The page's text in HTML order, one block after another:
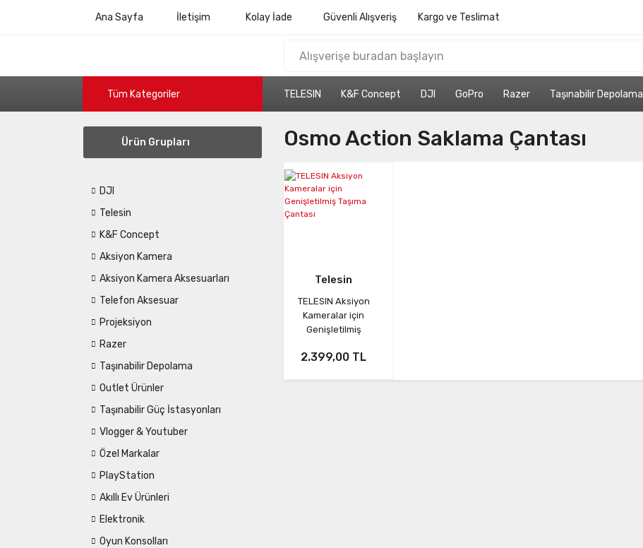
Ana Sayfa İletişim Kolay İade Güvenli Alışveriş Kargo ve Teslimat
Tüm Kategoriler TELESIN K&F Concept DJI GoPro Razer Taşınabilir Depolama
Ürün Grupları
DJI
Telesin
K&F Concept
Aksiyon Kamera
Aksiyon Kamera Aksesuarları
Telefon Aksesuar
Projeksiyon
Razer
Taşınabilir Depolama
Outlet Ürünler
Taşınabilir Güç İstasyonları
Vlogger & Youtuber
Özel Markalar
PlayStation
Akıllı Ev Ürünleri
Elektronik
Oyun Konsolları
Osmo Action Saklama Çantası
Telesin
TELESIN Aksiyon
Kameralar için
Genişletilmiş
2.399,00 TL